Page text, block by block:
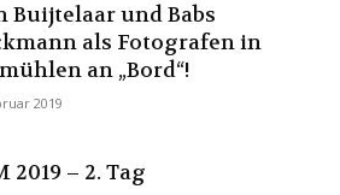
Buijtelaar und Babs
als Fotografen in
an „Bord“!
2019
2019 – 2. Tag